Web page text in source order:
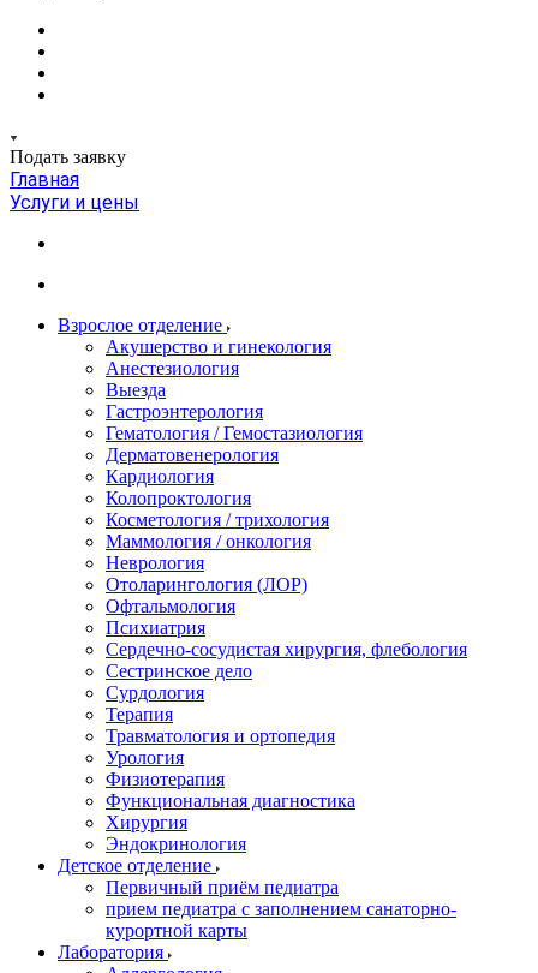
Подать заявку
Главная
Услуги и цены
Взрослое отделение
Акушерство и гинекология
Анестезиология
Выезда
Гастроэнтерология
Гематология / Гемостазиология
Дерматовенерология
Кардиология
Колопроктология
Косметология / трихология
Маммология / онкология
Неврология
Отоларингология (ЛОР)
Офтальмология
Психиатрия
Сердечно-сосудистая хирургия, флебология
Сестринское дело
Сурдология
Терапия
Травматология и ортопедия
Урология
Физиотерапия
Функциональная диагностика
Хирургия
Эндокринология
Детское отделение
Первичный приём педиатра
прием педиатра с заполнением санаторно-
курортной карты
Лаборатория